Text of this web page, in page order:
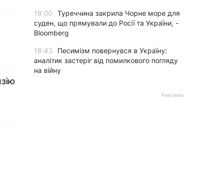
19:00
Туреччина закрила Чорне море для
суден, що прямували до Росії та України, -
Bloomberg
18:43
Песимізм повернувся в Україну:
аналітик застеріг від помилкового погляду
на війну
Реклама